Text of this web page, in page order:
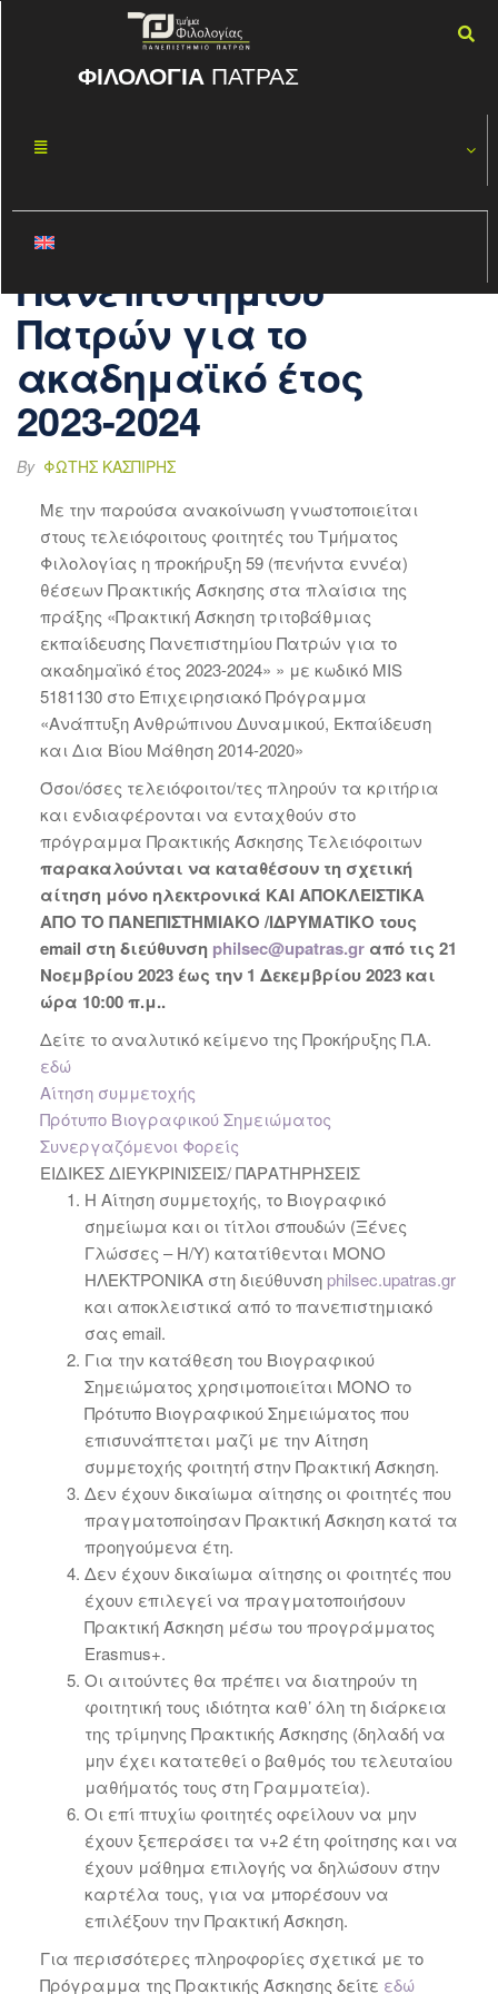
ΦΙΛΟΛΟΓΙΑ ΠΑΤΡΑΣ
21
τριτοβάθμιας
εκπαίδευσης
Πανεπιστημίου
Πατρών για το
ακαδημαϊκό έτος
2023-2024
By ΦΏΤΗΣ ΚΑΣΠΊΡΗΣ
Με την παρούσα ανακοίνωση γνωστοποιείται
στους τελειόφοιτους φοιτητές του Τμήματος
Φιλολογίας η προκήρυξη 59 (πενήντα εννέα)
θέσεων Πρακτικής Άσκησης στα πλαίσια της
πράξης «Πρακτική Άσκηση τριτοβάθμιας
εκπαίδευσης Πανεπιστημίου Πατρών για το
ακαδημαϊκό έτος 2023-2024» » με κωδικό MIS
5181130 στο Επιχειρησιακό Πρόγραμμα
«Ανάπτυξη Ανθρώπινου Δυναμικού, Εκπαίδευση
και Δια Βίου Μάθηση 2014-2020»
Όσοι/όσες τελειόφοιτοι/τες πληρούν τα κριτήρια
και ενδιαφέρονται να ενταχθούν στο
πρόγραμμα Πρακτικής Άσκησης Τελειόφοιτων
παρακαλούνται να καταθέσουν τη σχετική
αίτηση μόνο ηλεκτρονικά ΚΑΙ ΑΠΟΚΛΕΙΣΤΙΚΑ
ΑΠΟ ΤΟ ΠΑΝΕΠΙΣΤΗΜΙΑΚΟ /ΙΔΡΥΜΑΤIΚΟ τους
email στη διεύθυνση philsec@upatras.grαπό τις 21
Νοεμβρίου 2023 έως την 1 Δεκεμβρίου 2023 και
ώρα 10:00 π.μ..
Δείτε το αναλυτικό κείμενο της Προκήρυξης Π.Α.
εδώ
Αίτηση συμμετοχής
Πρότυπο Βιογραφικού Σημειώματος
Συνεργαζόμενοι Φορείς
ΕΙΔΙΚΕΣ ΔΙΕΥΚΡΙΝΙΣΕΙΣ/ ΠΑΡΑΤΗΡΗΣΕΙΣ
Η Αίτηση συμμετοχής, το Βιογραφικό
σημείωμα και οι τίτλοι σπουδών (Ξένες
Γλώσσες – Η/Υ) κατατίθενται ΜΟΝΟ
ΗΛΕΚΤΡΟΝΙΚΑ στη διεύθυνση philsec.upatras.gr
και αποκλειστικά από το πανεπιστημιακό
σας email.
Για την κατάθεση του Βιογραφικού
Σημειώματος χρησιμοποιείται ΜΟΝΟ το
Πρότυπο Βιογραφικού Σημειώματος που
επισυνάπτεται μαζί με την Αίτηση
συμμετοχής φοιτητή στην Πρακτική Άσκηση.
Δεν έχουν δικαίωμα αίτησης οι φοιτητές που
πραγματοποίησαν Πρακτική Άσκηση κατά τα
προηγούμενα έτη.
Δεν έχουν δικαίωμα αίτησης οι φοιτητές που
έχουν επιλεγεί να πραγματοποιήσουν
Πρακτική Άσκηση μέσω του προγράμματος
Erasmus+.
Οι αιτούντες θα πρέπει να διατηρούν τη
φοιτητική τους ιδιότητα καθ’ όλη τη διάρκεια
της τρίμηνης Πρακτικής Άσκησης (δηλαδή να
μην έχει κατατεθεί ο βαθμός του τελευταίου
μαθήματός τους στη Γραμματεία).
Οι επί πτυχίω φοιτητές οφείλουν να μην
έχουν ξεπεράσει τα ν+2 έτη φοίτησης και να
έχουν μάθημα επιλογής να δηλώσουν στην
καρτέλα τους, για να μπορέσουν να
επιλέξουν την Πρακτική Άσκηση.
Για περισσότερες πληροφορίες σχετικά με το
Πρόγραμμα της Πρακτικής Άσκησης δείτε εδώ